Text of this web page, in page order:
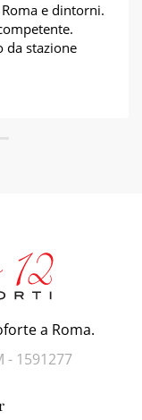
e dintorni.
da stazione
a Roma.
- 1591277